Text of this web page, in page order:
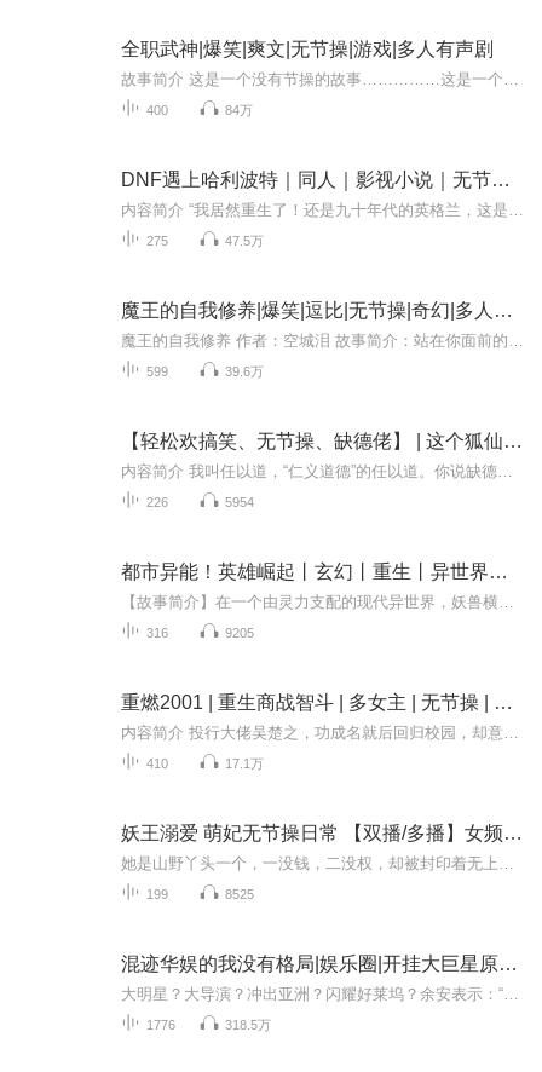
全职武神|爆笑|爽文|无节操|游戏|多人有声剧
400 84万
DNF遇上哈利波特｜同人｜影视小说｜无节操｜精品多播
275 47.5万
魔王的自我修养|爆笑|逗比|无节操|奇幻|多人有声剧
599 39.6万
【轻松欢搞笑、无节操、缺德佬】 | 这个狐仙太不是人了
226 5954
都市异能！英雄崛起丨玄幻丨重生丨异世界丨系统流丨无节操丨热血
316 9205
重燃2001 | 重生商战智斗 | 多女主 | 无节操 | 多人有声剧
410 17.1万
妖王溺爱 萌妃无节操日常 【双播/多播】女频小说|古言-其他|古代情缘
199 8525
混迹华娱的我没有格局|娱乐圈|开挂大巨星原班人马|爽文|轻松|穿越|无节操
1776 318.5万